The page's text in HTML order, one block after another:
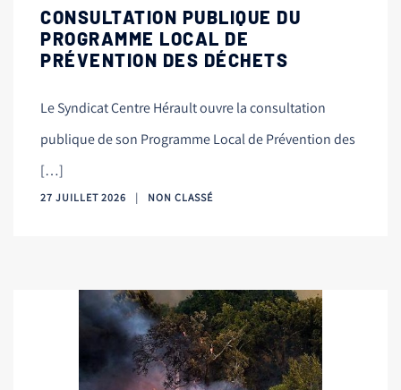
CONSULTATION PUBLIQUE DU
PROGRAMME LOCAL DE
PRÉVENTION DES DÉCHETS
Le Syndicat Centre Hérault ouvre la consultation
publique de son Programme Local de Prévention des
[…]
27 JUILLET 2026 NON CLASSÉ